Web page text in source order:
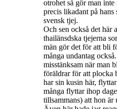
otrohet så gör man inte
precis likadant på hans
svensk tjej.
Och sen också det här
thailänsdska tjejerna
män gör det för att bli
många undantag
misstänksam när man
föräldrar för att plocka
har sin kusin här,
många flyttar ihop
tillsammans) att hon är